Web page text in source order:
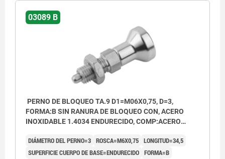
03089 B
PERNO DE BLOQUEO TA.9 D1=M06X0,75, D=3,
FORMA:B SIN RANURA DE BLOQUEO CON, ACERO
INOXIDABLE 1.4034 ENDURECIDO, COMP:ACERO
DIÁMETRO DEL PERNO=3 ROSCA=M6X0,75 LONGITUD=34,5
SUPERFICIE CUERPO DE BASE=ENDURECIDO FORMA=B